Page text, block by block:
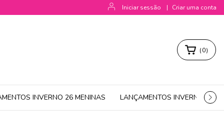
Iniciar sessão | Criar uma conta
(0)
INVERNO 26 MENINAS LANÇAMENTOS INVERNO 26